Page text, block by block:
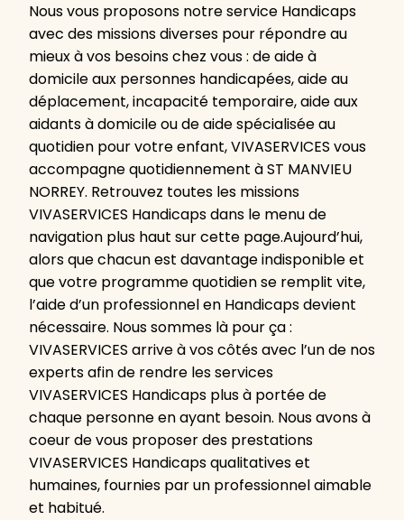
Nous vous proposons notre service Handicaps
avec des missions diverses pour répondre au
mieux à vos besoins chez vous : de aide à
domicile aux personnes handicapées, aide au
déplacement, incapacité temporaire, aide aux
aidants à domicile ou de aide spécialisée au
quotidien pour votre enfant, VIVASERVICES vous
accompagne quotidiennement à ST MANVIEU
NORREY. Retrouvez toutes les missions
VIVASERVICES Handicaps dans le menu de
navigation plus haut sur cette page.Aujourd’hui,
alors que chacun est davantage indisponible et
que votre programme quotidien se remplit vite,
l’aide d’un professionnel en Handicaps devient
nécessaire. Nous sommes là pour ça :
VIVASERVICES arrive à vos côtés avec l’un de nos
experts afin de rendre les services
VIVASERVICES Handicaps plus à portée de
chaque personne en ayant besoin. Nous avons à
coeur de vous proposer des prestations
VIVASERVICES Handicaps qualitatives et
humaines, fournies par un professionnel aimable
et habitué.